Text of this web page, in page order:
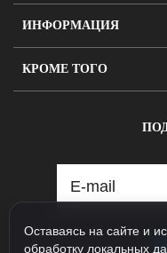
ИНФОРМАЦИЯ
КРОМЕ ТОГО
Оставаясь на сайте и
обработку локальных